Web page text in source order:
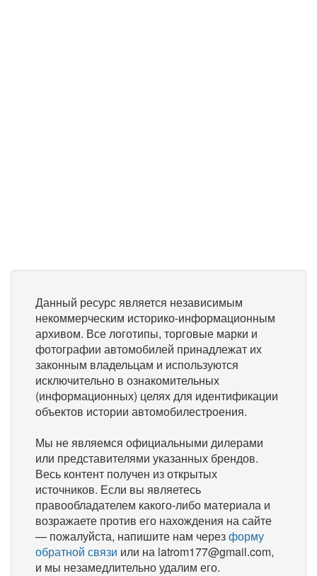
Данный ресурс является независимым
некоммерческим историко-информационным
архивом. Все логотипы, торговые марки и
фотографии автомобилей принадлежат их
законным владельцам и используются
исключительно в ознакомительных
(информационных) целях для идентификации
объектов истории автомобилестроения.
Мы не являемся официальными дилерами
или представителями указанных брендов.
Весь контент получен из открытых
источников. Если вы являетесь
правообладателем какого-либо материала и
возражаете против его нахождения на сайте
— пожалуйста, напишите нам черезформу
обратной связи или на latrom177@gmail.com,
и мы незамедлительно удалим его.